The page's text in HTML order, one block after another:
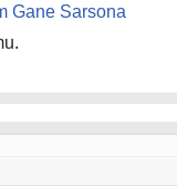
Gane Sarsona